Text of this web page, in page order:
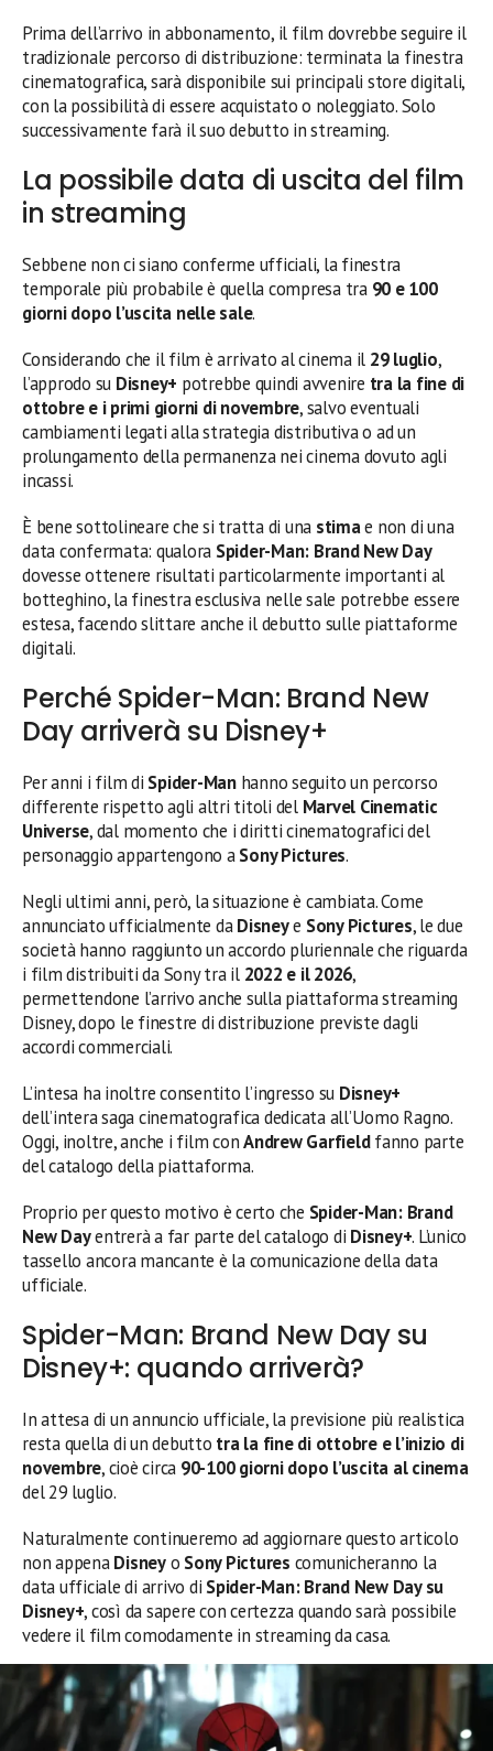
Prima dell’arrivo in abbonamento, il film dovrebbe seguire il
tradizionale percorso di distribuzione: terminata la finestra
cinematografica, sarà disponibile sui principali store digitali,
con la possibilità di essere acquistato o noleggiato. Solo
successivamente farà il suo debutto in streaming.
La possibile data di uscita del film
in streaming
Sebbene non ci siano conferme ufficiali, la finestra
temporale più probabile è quella compresa tra 90 e 100
giorni dopo l’uscita nelle sale.
Considerando che il film è arrivato al cinema il 29 luglio,
l’approdo su Disney+ potrebbe quindi avvenire tra la fine di
ottobre e i primi giorni di novembre, salvo eventuali
cambiamenti legati alla strategia distributiva o ad un
prolungamento della permanenza nei cinema dovuto agli
incassi.
È bene sottolineare che si tratta di una stimae non di una
data confermata: qualora Spider-Man: Brand New Day
dovesse ottenere risultati particolarmente importanti al
botteghino, la finestra esclusiva nelle sale potrebbe essere
estesa, facendo slittare anche il debutto sulle piattaforme
digitali.
Perché Spider-Man: Brand New
Day arriverà su Disney+
Per anni i film di Spider-Manhanno seguito un percorso
differente rispetto agli altri titoli del Marvel Cinematic
Universe, dal momento che i diritti cinematografici del
personaggio appartengono aSony Pictures.
Negli ultimi anni, però, la situazione è cambiata. Come
annunciato ufficialmente daDisneye Sony Pictures, le due
società hanno raggiunto un accordo pluriennale che riguarda
i film distribuiti da Sony tra il 2022 e il 2026,
permettendone l’arrivo anche sulla piattaforma streaming
Disney, dopo le finestre di distribuzione previste dagli
accordi commerciali.
L’intesa ha inoltre consentito l’ingresso su Disney+
dell’intera saga cinematografica dedicata all’Uomo Ragno.
Oggi, inoltre, anche i film conAndrew Garfieldfanno parte
del catalogo della piattaforma.
Proprio per questo motivo è certo che Spider-Man: Brand
New Dayentrerà a far parte del catalogo di Disney+. L’unico
tassello ancora mancante è la comunicazione della data
ufficiale.
Spider-Man: Brand New Day su
Disney+: quando arriverà?
In attesa di un annuncio ufficiale, la previsione più realistica
resta quella di un debutto tra la fine di ottobre e l’inizio di
novembre, cioè circa 90-100 giorni dopo l’uscita al cinema
del 29 luglio.
Naturalmente continueremo ad aggiornare questo articolo
non appenaDisneyo Sony Pictures comunicheranno la
data ufficiale di arrivo di Spider-Man: Brand New Day su
Disney+, così da sapere con certezza quando sarà possibile
vedere il film comodamente in streaming da casa.